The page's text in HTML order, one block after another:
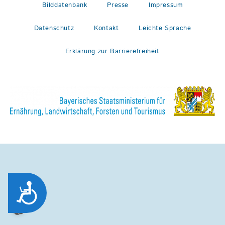
Zug&auml;nglichkeit
Bilddatenbank Presse Impressum
Datenschutz Kontakt Leichte Sprache
Erklärung zur Barrierefreiheit